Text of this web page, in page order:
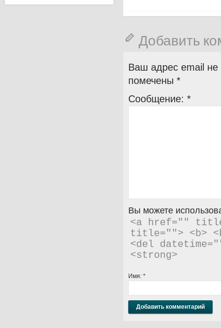
Добавить
Ваш адрес email не
помечены *
Сообщение: *
Вы можете
<a href=""
title=""> <b>
<del
<strong>
Имя: *